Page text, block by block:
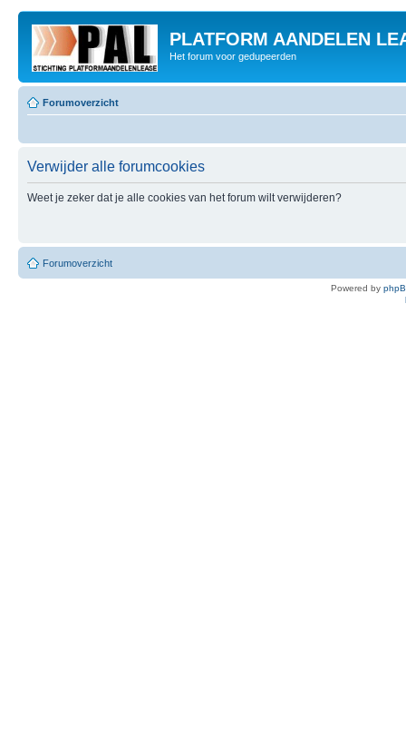
PLATFORM AANDELEN
Het forum voor gedupeerden
Forumoverzicht
Verwijder alle forumcookies
Weet je zeker dat je alle cookies van het forum wilt verwijderen?
Forumoverzicht
Powered by